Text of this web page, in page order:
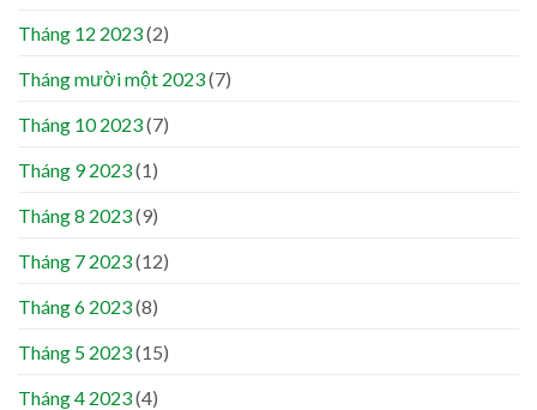
Tháng 12 2023(2)
Tháng mười một 2023(7)
Tháng 10 2023(7)
Tháng 9 2023(1)
Tháng 8 2023(9)
Tháng 7 2023(12)
Tháng 6 2023(8)
Tháng 5 2023(15)
Tháng 4 2023(4)